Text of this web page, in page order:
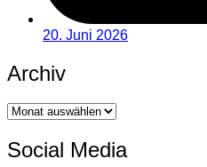
20. Juni 2026
Archiv
Archiv
Social Media